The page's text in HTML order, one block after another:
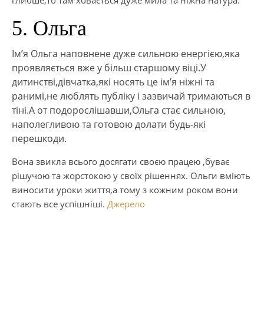
5. Ольга
Ім’я Ольга наповнене дуже сильною енергією,яка
проявляється вже у більш старшому віці.У
дитинстві,дівчатка,які носять це ім’я ніжні та
ранимі,не люблять публіку і зазвичай тримаються в
тіні.А от подорослішавши,Ольга стає сильною,
наполегливою та готовою долати будь-які
перешкоди.
Вона звикла всього досягати своєю працею ,буває
рішучою та жорстокою у своїх рішеннях. Ольги вміють
виносити уроки життя,а тому з кожним роком вони
стають все успішніші. Джерело